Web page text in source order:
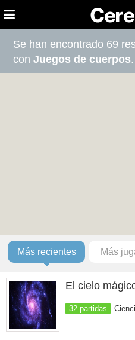
Se han encontrado 69
conJuegos de cuerpos.
Más recientes Más
El cielo
32 partidas